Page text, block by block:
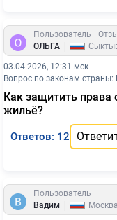
Пользователь
ОЛЬГА
03.04.2026, 12:31 мск
Вопрос по законам страны:
Как защитить права
жильё?
Ответов: 12
Пользователь
Вадим
Москва